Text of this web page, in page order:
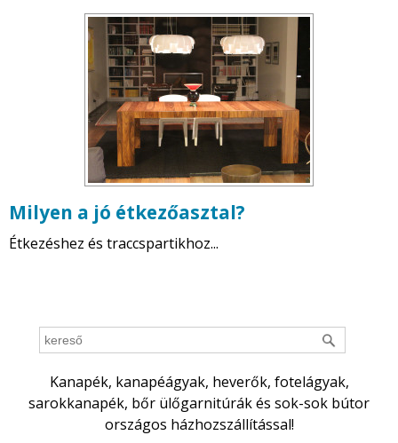
Milyen a jó étkezőasztal?
Étkezéshez és traccspartikhoz...
Kanapék, kanapéágyak, heverők, fotelágyak,
sarokkanapék, bőr ülőgarnitúrák és sok-sok bútor
országos házhozszállítással!